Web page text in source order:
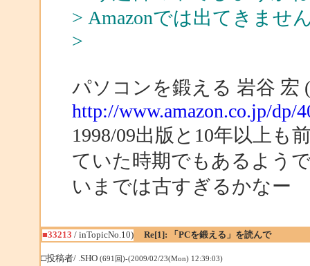
> Amazonでは出てきませ
>
パソコンを鍛える 岩谷
http://www.amazon.co.jp/dp/
1998/09出版と10年以上も
ていた時期でもあるよう
いまでは古すぎるかなー
■33213 / inTopicNo.10) Re[1]: 「PCを鍛える」を読んで
□投稿者/ .SHO (691回)-(2009/02/23(Mon) 12:39:03)